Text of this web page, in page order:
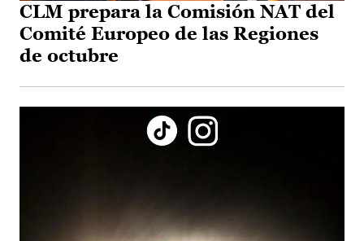
CLM prepara la Comisión NAT del
Comité Europeo de las Regiones
de octubre